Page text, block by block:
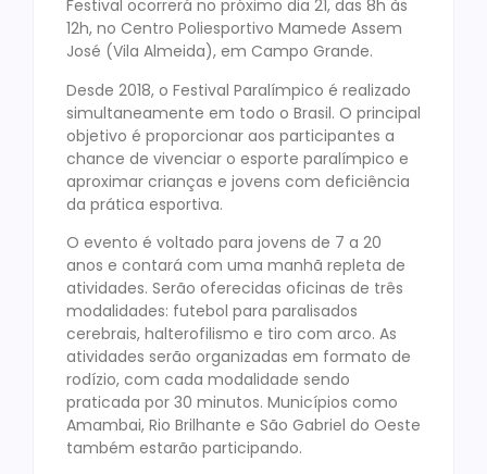
Festival ocorrerá no próximo dia 21, das 8h às
12h, no Centro Poliesportivo Mamede Assem
José (Vila Almeida), em Campo Grande.
Desde 2018, o Festival Paralímpico é realizado
simultaneamente em todo o Brasil. O principal
objetivo é proporcionar aos participantes a
chance de vivenciar o esporte paralímpico e
aproximar crianças e jovens com deficiência
da prática esportiva.
O evento é voltado para jovens de 7 a 20
anos e contará com uma manhã repleta de
atividades. Serão oferecidas oficinas de três
modalidades: futebol para paralisados
cerebrais, halterofilismo e tiro com arco. As
atividades serão organizadas em formato de
rodízio, com cada modalidade sendo
praticada por 30 minutos. Municípios como
Amambai, Rio Brilhante e São Gabriel do Oeste
também estarão participando.